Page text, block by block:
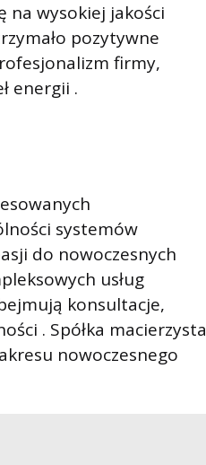
na wysokiej jakości
pozytywne
firmy,
energii .
systemów
do nowoczesnych
usług
konsultacje,
. Spółka macierzysta
nowoczesnego